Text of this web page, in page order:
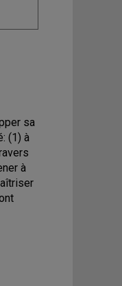
sa
(1) à
à